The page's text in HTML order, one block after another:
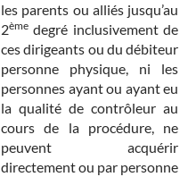
les parents ou alliés jusqu’au
2ème degré inclusivement de
ces dirigeants ou du débiteur
personne physique, ni les
personnes ayant ou ayant eu
la qualité de contrôleur au
cours de la procédure, ne
peuvent acquérir
directement ou par personne